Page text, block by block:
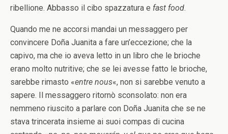
ribellione. Abbasso il cibo spazzatura e fast food.
Quando me ne accorsi mandai un messaggero per
convincere Doña Juanita a fare un’eccezione; che la
capivo, ma che io aveva letto in un libro che le brioche
erano molto nutritive; che se lei avesse fatto le brioche,
sarebbe rimasto «entre nous«, non si sarebbe venuto a
sapere. Il messaggero ritornò sconsolato: non era
nemmeno riuscito a parlare con Doña Juanita che se ne
stava trincerata insieme ai suoi compas di cucina